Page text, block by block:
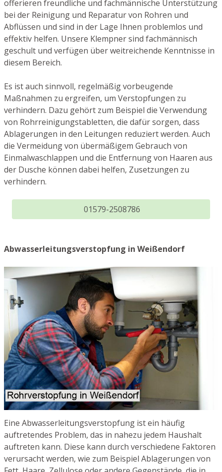
offerieren freundliche und fachmännische Unterstützung
bei der Reinigung und Reparatur von Rohren und
Abflüssen und sind in der Lage Ihnen problemlos und
effektiv helfen. Unsere Klempner sind fachmännisch
geschult und verfügen über weitreichende Kenntnisse in
diesem Bereich.
Es ist auch sinnvoll, regelmäßig vorbeugende
Maßnahmen zu ergreifen, um Verstopfungen zu
verhindern. Dazu gehört zum Beispiel die Verwendung
von Rohrreinigungstabletten, die dafür sorgen, dass
Ablagerungen in den Leitungen reduziert werden. Auch
die Vermeidung von übermäßigem Gebrauch von
Einmalwaschlappen und die Entfernung von Haaren aus
der Dusche können dabei helfen, Zusetzungen zu
verhindern.
01579-2508786
Abwasserleitungsverstopfung in Weißendorf
Eine Abwasserleitungsverstopfung ist ein häufig
auftretendes Problem, das in nahezu jedem Haushalt
auftreten kann. Diese kann durch verschiedene Faktoren
verursacht werden, wie zum Beispiel Ablagerungen von